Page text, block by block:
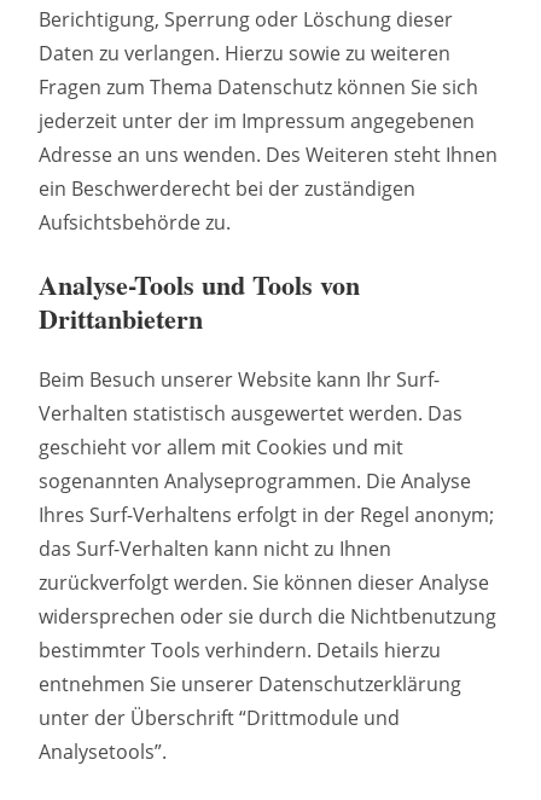
Berichtigung, Sperrung oder Löschung dieser
Daten zu verlangen. Hierzu sowie zu weiteren
Fragen zum Thema Datenschutz können Sie sich
jederzeit unter der im Impressum angegebenen
Adresse an uns wenden. Des Weiteren steht Ihnen
ein Beschwerderecht bei der zuständigen
Aufsichtsbehörde zu.
Analyse-Tools und Tools von
Drittanbietern
Beim Besuch unserer Website kann Ihr Surf-
Verhalten statistisch ausgewertet werden. Das
geschieht vor allem mit Cookies und mit
sogenannten Analyseprogrammen. Die Analyse
Ihres Surf-Verhaltens erfolgt in der Regel anonym;
das Surf-Verhalten kann nicht zu Ihnen
zurückverfolgt werden. Sie können dieser Analyse
widersprechen oder sie durch die Nichtbenutzung
bestimmter Tools verhindern. Details hierzu
entnehmen Sie unserer Datenschutzerklärung
unter der Überschrift “Drittmodule und
Analysetools”.